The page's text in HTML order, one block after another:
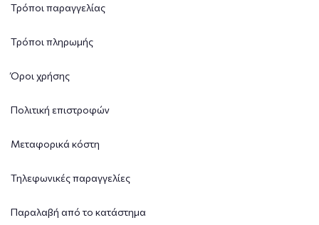
Τρόποι παραγγελίας
Τρόποι πληρωμής
Όροι χρήσης
Πολιτική επιστροφών
Μεταφορικά κόστη
Τηλεφωνικές παραγγελίες
Παραλαβή από το κατάστημα